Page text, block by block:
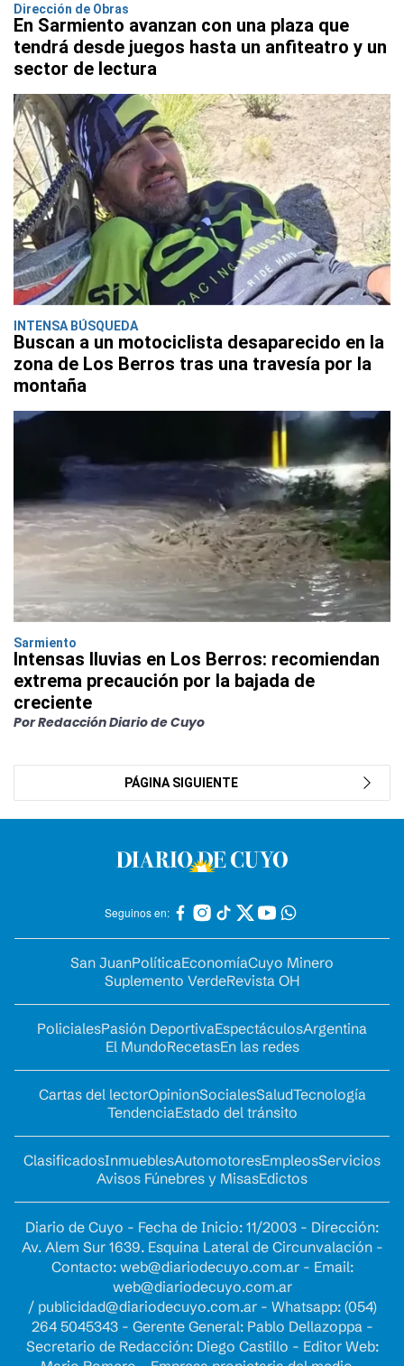
Dirección de Obras
En Sarmiento avanzan con una plaza que
tendrá desde juegos hasta un anfiteatro y un
sector de lectura
INTENSA BÚSQUEDA
Buscan a un motociclista desaparecido en la
zona de Los Berros tras una travesía por la
montaña
Sarmiento
Intensas lluvias en Los Berros: recomiendan
extrema precaución por la bajada de
creciente
Por Redacción Diario de Cuyo
PÁGINA SIGUIENTE
Seguinos en:
San JuanPolíticaEconomíaCuyo Minero
Suplemento VerdeRevista OH
PolicialesPasión DeportivaEspectáculosArgentina
El MundoRecetasEn las redes
Cartas del lectorOpinionSocialesSaludTecnología
TendenciaEstado del tránsito
ClasificadosInmueblesAutomotoresEmpleosServicios
Avisos Fúnebres y MisasEdictos
Diario de Cuyo - Fecha de Inicio: 11/2003 - Dirección:
Av. Alem Sur 1639. Esquina Lateral de Circunvalación -
Contacto: web@diariodecuyo.com.ar- Email:
web@diariodecuyo.com.ar
/ publicidad@diariodecuyo.com.ar- Whatsapp: (054)
264 5045343 - Gerente General: Pablo Dellazoppa -
Secretario de Redacción: Diego Castillo - Editor Web: